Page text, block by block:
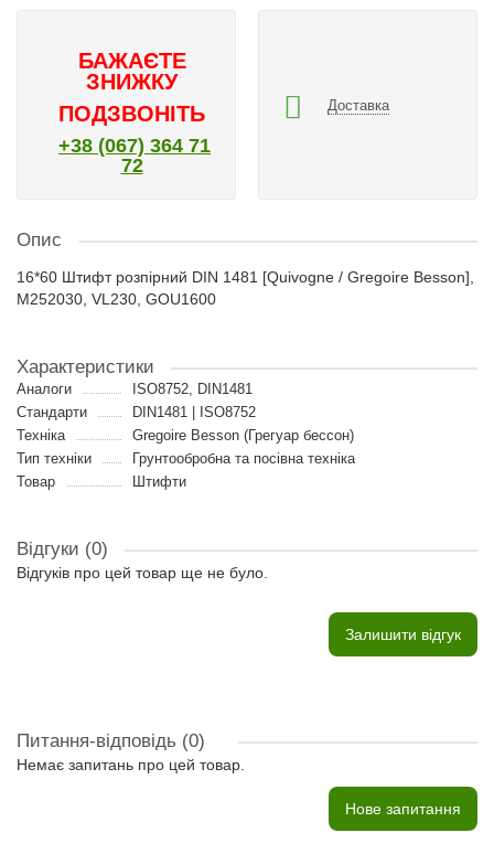
БАЖАЄТЕ
ЗНИЖКУ
ПОДЗВОНІТЬ
+38 (067) 364 71
72
Доставка
Опис
16*60 Штифт розпірний DIN 1481 [Quivogne / Gregoire Besson],
M252030, VL230, GOU1600
Характеристики
Аналоги
ISO8752, DIN1481
Стандарти
DIN1481 | ISO8752
Техніка
Gregoire Besson (Грегуар бессон)
Тип техніки
Грунтообробна та посівна техніка
Товар
Штифти
Відгуки (0)
Відгуків про цей товар ще не було.
Залишити відгук
Питання-відповідь (0)
Немає запитань про цей товар.
Нове запитання